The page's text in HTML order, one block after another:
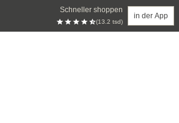
Schneller shoppen
(13.2 tsd)
in der App